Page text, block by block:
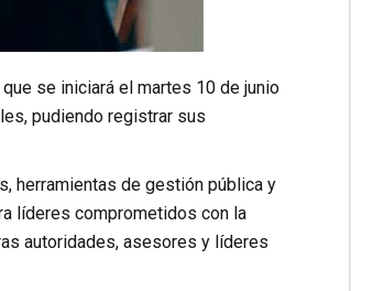
se iniciará el martes 10 de junio
pudiendo registrar sus
herramientas de gestión pública y
líderes comprometidos con la
autoridades, asesores y líderes